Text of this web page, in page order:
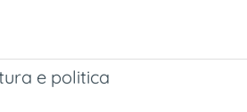
e politica